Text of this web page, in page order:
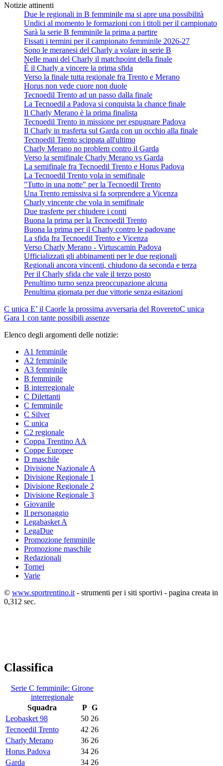
Notizie attinenti
Due le regionali in B femminile ma si apre una possibilità
Undici al momento le formazioni con i titoli per il campionato
Sarà la serie B femminile la prima a partire
Fissati i termini per il campionato femminile 2026-27
Sono le meranesi del Charly a volare in serie B
Nelle mani del Charly il matchpoint della finale
È il Charly a vincere la prima sfida
Verso la finale tutta regionale fra Trento e Merano
Horus non vede cuore non duole
Tecnoedil Trento ad un passo dalla finale
La Tecnoedil a Padova si conquista la chance finale
Il Charly Merano è la prima finalista
Tecnoedil Trento in missione per espugnare Padova
Il Charly in trasferta sul Garda con un occhio alla finale
Tecnoedil Trento scippata all'ultimo
Charly Merano no problem contro il Garda
Verso la semifinale Charly Merano vs Garda
La semifinale fra Tecnoedil Trento e Horus Padova
La Tecnoedil Trento vola in semifinale
"Tutto in una notte" per la Tecnoedil Trento
Una Trento remissiva si fa sorprendere a Vicenza
Charly vincente che vola in semifinale
Due trasferte per chiudere i conti
Buona la prima per la Tecnoedil Trento
Buona la prima per il Charly contro le padovane
La sfida fra Tecnoedil Trento e Vicenza
Verso Charly Merano - Virtuscamin Padova
Ufficializzati gli abbinamenti per le due regionali
Regionali ancora vincenti, chiudono da seconda e terza
Per il Charly sfida che vale il terzo posto
Penultimo turno senza preoccupazione alcuna
Penultima giornata per due vittorie senza esitazioni
C unica E’ il Caorle la prossima avversaria del RoveretoC unica
Gara 1 con tante possibili assenze
Elenco degli argomenti delle notizie:
A1 femminile
A2 femminile
A3 femminile
B femminile
B interregionale
C Dilettanti
C femminile
C Silver
C unica
C2 regionale
Coppa Trentino AA
Coppe Europee
D maschile
Divisione Nazionale A
Divisione Regionale 1
Divisione Regionale 2
Divisione Regionale 3
Giovanile
Il personaggio
Legabasket A
LegaDue
Promozione femminile
Promozione maschile
Redazionali
Tornei
Varie
© www.sportrentino.it - strumenti per i siti sportivi - pagina creata in
0,312 sec.
Classifica
Serie C femminile: Girone
interregionale
Squadra
P G
Leobasket 98
50 26
Tecnoedil Trento
42 26
Charly Merano
36 26
Horus Padova
34 26
Garda
34 26